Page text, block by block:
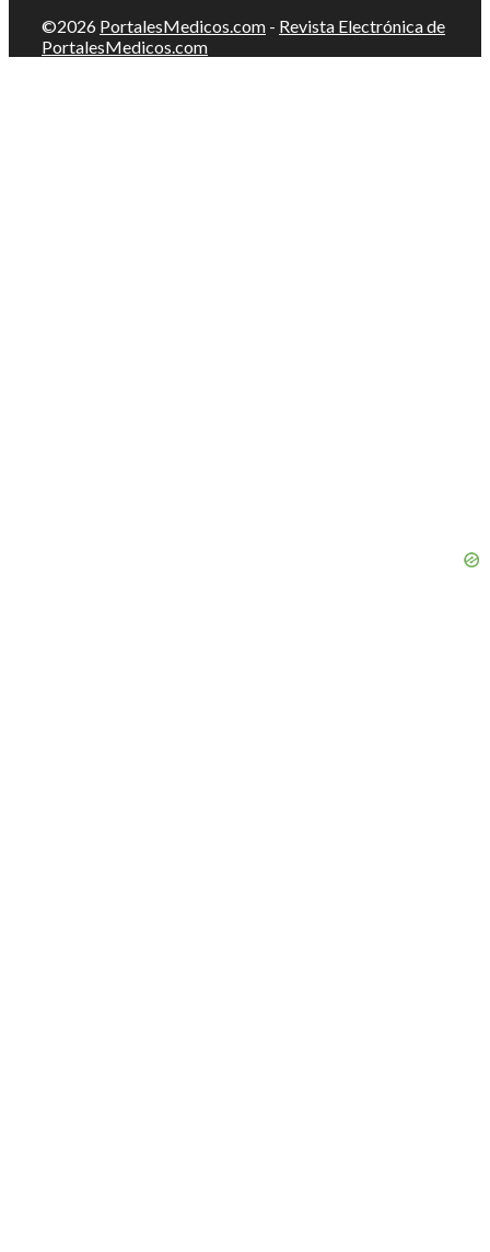
©2026 PortalesMedicos.com - Revista Electrónica de
PortalesMedicos.com